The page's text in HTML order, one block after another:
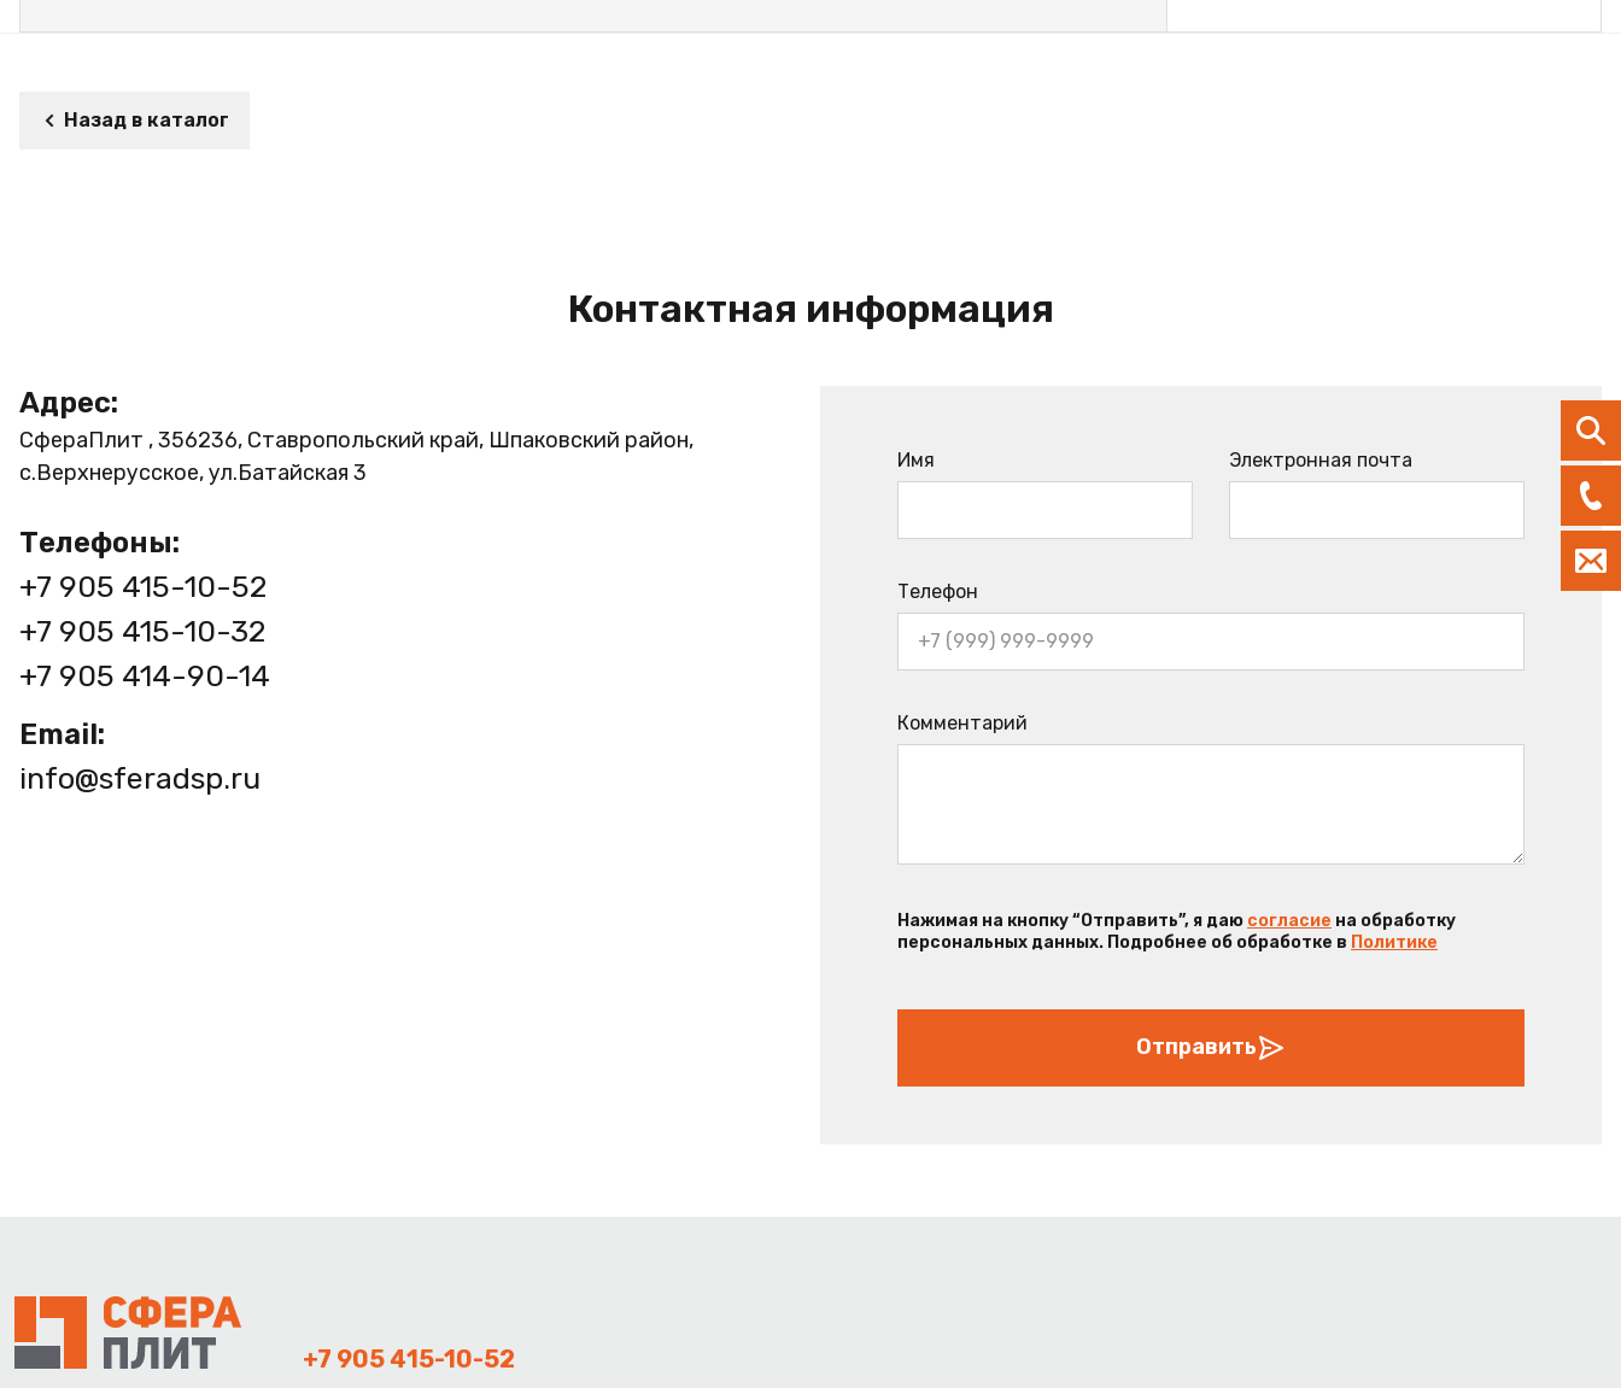
Назад в каталог
Контактная информация
Адрес:
СфераПлит , 356236, Ставропольский край, Шпаковский район,
с.Верхнерусское, ул.Батайская 3
Телефоны:
+7 905 415-10-52
+7 905 415-10-32
+7 905 414-90-14
Email:
info@sferadsp.ru
Имя Электронная почта
Телефон
Комментарий
Нажимая на кнопку “Отправить”, я даю согласие на обработку
персональных данных. Подробнее об обработке в Политике
Отправить
+7 905 415-10-52